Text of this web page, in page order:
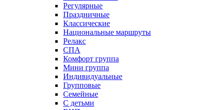
Регулярные
Праздничные
Классические
Национальные маршруты
Релакс
СПА
Комфорт группа
Мини группа
Индивидуальные
Групповые
Семейные
С детьми